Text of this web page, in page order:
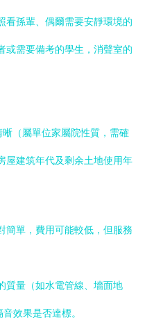
看孫輩、偶爾需要安靜環境的
或需要備考的學生，消聲室的
晰（屬單位家屬院性質，需確
屋建筑年代及剩余土地使用年
簡單，費用可能較低，但服務
質量（如水電管線、墻面地
效果是否達標。